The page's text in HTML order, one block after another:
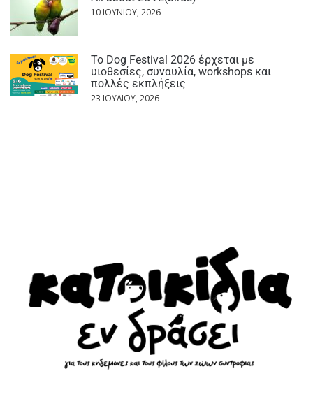
10 ΙΟΥΝΊΟΥ, 2026
Το Dog Festival 2026 έρχεται με
υιοθεσίες, συναυλία, workshops και
πολλές εκπλήξεις
23 ΙΟΥΛΊΟΥ, 2026